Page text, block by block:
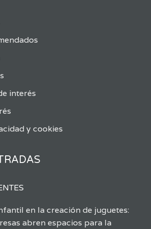
interés
y cookies
en la creación de juguetes:
abren espacios para la